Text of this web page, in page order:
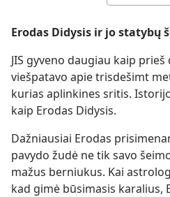
Erodas Didysis ir jo statybų
JIS gyveno daugiau kaip
viešpatavo apie trisdešimt
kurias aplinkines sritis.
kaip Erodas Didysis.
Dažniausiai Erodas
pavydo žudė ne tik savo
mažus berniukus. Kai
kad gimė būsimasis karalius,